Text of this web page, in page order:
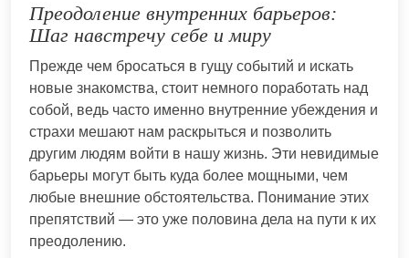
Преодоление внутренних барьеров:
Шаг навстречу себе и миру
Прежде чем бросаться в гущу событий и искать
новые знакомства, стоит немного поработать над
собой, ведь часто именно внутренние убеждения и
страхи мешают нам раскрыться и позволить
другим людям войти в нашу жизнь. Эти невидимые
барьеры могут быть куда более мощными, чем
любые внешние обстоятельства. Понимание этих
препятствий — это уже половина дела на пути к их
преодолению.